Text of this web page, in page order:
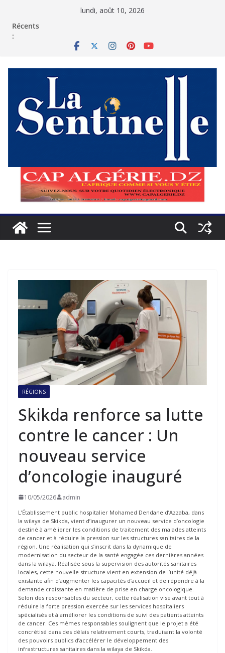
lundi, août 10, 2026
Récents
:
RÉGIONS
Skikda renforce sa lutte
contre le cancer : Un
nouveau service
d’oncologie inauguré
10/05/2026 admin
L’Établissement public hospitalier Mohamed Dendane d’Azzaba, dans
la wilaya de Skikda, vient d’inaugurer un nouveau service d’oncologie
destiné à améliorer les conditions de traitement des malades atteints
de cancer et à réduire la pression sur les structures sanitaires de la
région. Une réalisation qui s’inscrit dans la dynamique de
modernisation du secteur de la santé engagée ces dernières années
dans la wilaya. Réalisée sous la supervision des autorités sanitaires
locales, cette nouvelle structure vient en extension de l’unité déjà
existante afin d’augmenter les capacités d’accueil et de répondre à la
demande croissante en matière de prise en charge oncologique.
Selon des responsables du secteur, cette réalisation vise avant tout à
réduire la forte pression exercée sur les services hospitaliers
spécialisés et à améliorer les conditions de suivi des patients atteints
de cancer. Ces mêmes responsables soulignent que le projet a été
concrétisé dans des délais relativement courts, traduisant la volonté
des pouvoirs publics d’accélérer le développement des
infrastructures sanitaires dans la wilaya de Skikda.